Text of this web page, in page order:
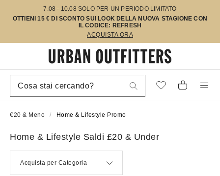
7.08 - 10.08 SOLO PER UN PERIODO LIMITATO
OTTIENI 15 € DI SCONTO SUI LOOK DELLA NUOVA STAGIONE CON
IL CODICE: REFRESH
ACQUISTA ORA
€20 & Meno Home & Lifestyle Promo
Home & Lifestyle Saldi £20 & Under
Acquista per Categoria